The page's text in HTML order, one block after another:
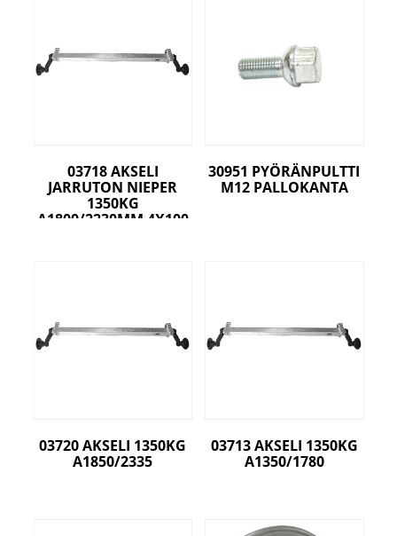
03718 AKSELI
JARRUTON NIEPER
1350KG
A1800/2230MM 4X100
30951 PYÖRÄNPULTTI
M12 PALLOKANTA
03720 AKSELI 1350KG
A1850/2335
03713 AKSELI 1350KG
A1350/1780